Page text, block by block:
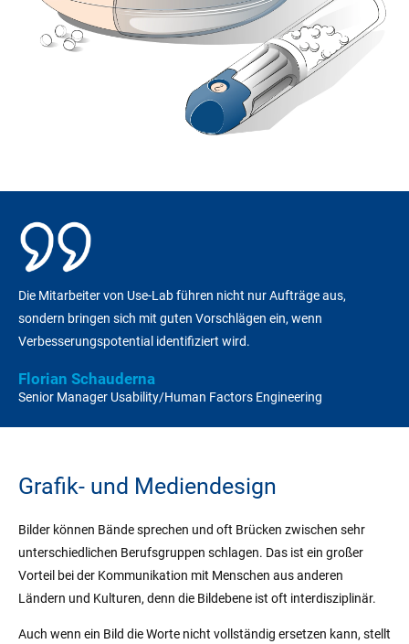
Die Mitarbeiter von Use-Lab führen nicht nur Aufträge aus,
sondern bringen sich mit guten Vorschlägen ein, wenn
Verbesserungspotential identifiziert wird.
Florian Schauderna
Senior Manager Usability/Human Factors Engineering
Grafik- und Mediendesign
Bilder können Bände sprechen und oft Brücken zwischen sehr
unterschiedlichen Berufsgruppen schlagen. Das ist ein großer
Vorteil bei der Kommunikation mit Menschen aus anderen
Ländern und Kulturen, denn die Bildebene ist oft interdisziplinär.
Auch wenn ein Bild die Worte nicht vollständig ersetzen kann, stellt